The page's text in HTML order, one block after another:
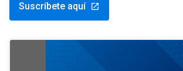
Suscríbete aquí launch